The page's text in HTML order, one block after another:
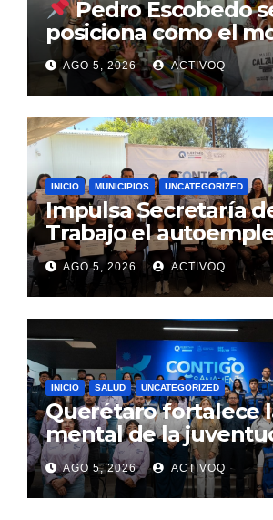
Pedro Escobedo
posiciona como el
estratégico para la
reconstrucción del
Calzada
AGO 5, 2026 ACTIVOQ
INICIO MUNICIPIOS UNCATEGORIZED
Impulsa Secretaría
Trabajo el
mujeres en
AGO 5, 2026 ACTIVOQ
INICIO SALUD UNCATEGORIZED
Querétaro fortalece
mental de la
alcance estatal e
internacional
AGO 5, 2026 ACTIVOQ